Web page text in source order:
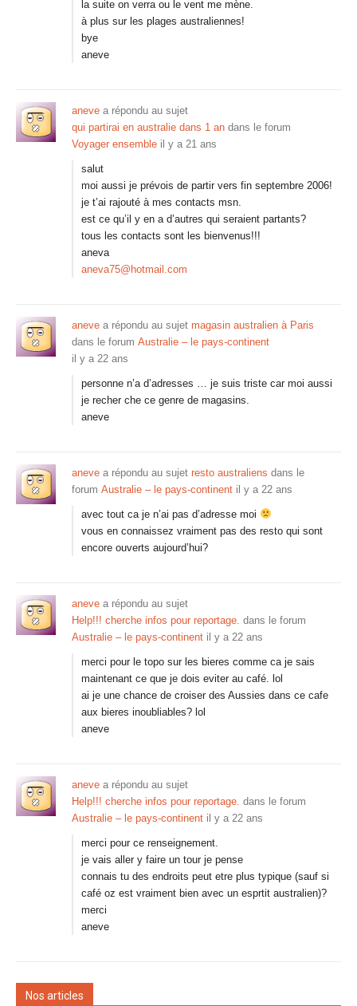
la suite on verra ou le vent me mène.
à plus sur les plages australiennes!
bye
aneve
aneve a répondu au sujet
qui partirai en australie dans 1 an dans le forum
Voyager ensemble il y a 21 ans
salut
moi aussi je prévois de partir vers fin septembre 2006!
je t’ai rajouté à mes contacts msn.
est ce qu’il y en a d’autres qui seraient partants?
tous les contacts sont les bienvenus!!!
aneva
aneva75@hotmail.com
aneve a répondu au sujet magasin australien à Paris
dans le forum Australie – le pays-continent
il y a 22 ans
personne n’a d’adresses … je suis triste car moi aussi
je recher che ce genre de magasins.
aneve
aneve a répondu au sujet resto australiens dans le
forum Australie – le pays-continent il y a 22 ans
avec tout ca je n’ai pas d’adresse moi
vous en connaissez vraiment pas des resto qui sont
encore ouverts aujourd’hui?
aneve a répondu au sujet
Help!!! cherche infos pour reportage. dans le forum
Australie – le pays-continent il y a 22 ans
merci pour le topo sur les bieres comme ca je sais
maintenant ce que je dois eviter au café. lol
ai je une chance de croiser des Aussies dans ce cafe
aux bieres inoubliables? lol
aneve
aneve a répondu au sujet
Help!!! cherche infos pour reportage. dans le forum
Australie – le pays-continent il y a 22 ans
merci pour ce renseignement.
je vais aller y faire un tour je pense
connais tu des endroits peut etre plus typique (sauf si
café oz est vraiment bien avec un esprtit australien)?
merci
aneve
Nos articles